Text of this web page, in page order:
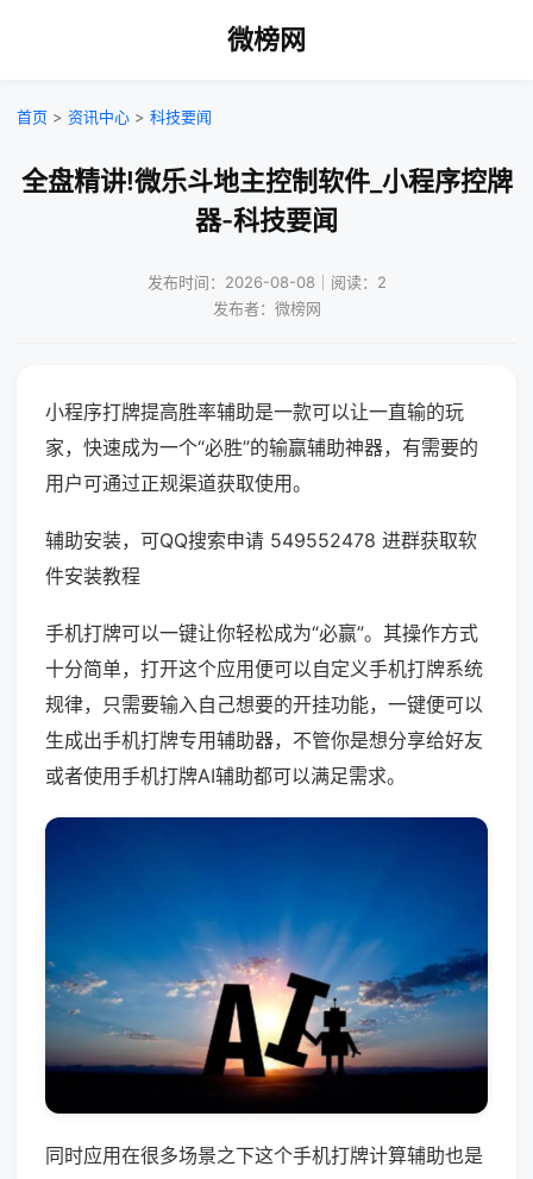
微榜网
首页 > 资讯中心 > 科技要闻
全盘精讲!微乐斗地主控制软件_小程序控牌
器-科技要闻
发布时间：2026-08-08｜阅读：2
发布者：微榜网
小程序打牌提高胜率辅助是一款可以让一直输的玩
家，快速成为一个“必胜”的输赢辅助神器，有需要的
用户可通过正规渠道获取使用。
辅助安装，可QQ搜索申请 549552478 进群获取软
件安装教程
手机打牌可以一键让你轻松成为“必赢”。其操作方式
十分简单，打开这个应用便可以自定义手机打牌系统
规律，只需要输入自己想要的开挂功能，一键便可以
生成出手机打牌专用辅助器，不管你是想分享给好友
或者使用手机打牌AI辅助都可以满足需求。
同时应用在很多场景之下这个手机打牌计算辅助也是